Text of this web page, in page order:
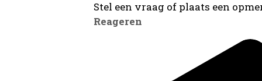
Stel een vraag of plaats een
Reageren